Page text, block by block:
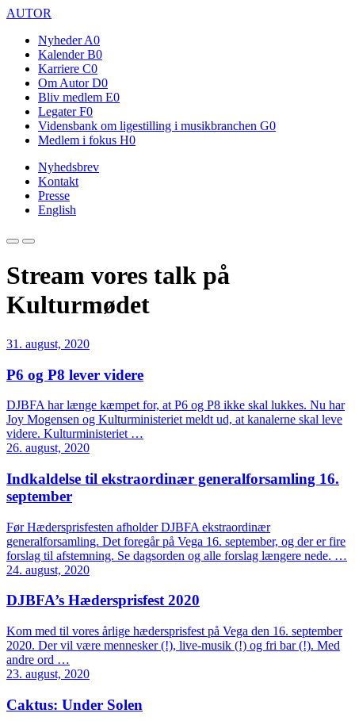
AUTOR
Nyheder A0
Kalender B0
Karriere C0
Om Autor D0
Bliv medlem E0
Legater F0
Vidensbank om ligestilling i musikbranchen G0
Medlem i fokus H0
Nyhedsbrev
Kontakt
Presse
English
Stream vores talk på
Kulturmødet
31. august, 2020
P6 og P8 lever videre
DJBFA har længe kæmpet for, at P6 og P8 ikke skal lukkes. Nu har
Joy Mogensen og Kulturministeriet meldt ud, at kanalerne skal leve
videre. Kulturministeriet …
26. august, 2020
Indkaldelse til ekstraordinær generalforsamling 16.
september
Før Hædersprisfesten afholder DJBFA ekstraordinær
generalforsamling. Det foregår på Vega 16. september, og der er fire
forslag til afstemning. Se dagsorden og alle forslag længere nede. …
24. august, 2020
DJBFA’s Hædersprisfest 2020
Kom med til vores årlige hædersprisfest på Vega den 16. september
2020. Der vil være mennesker (!), live-musik (!) og fri bar (!). Med
andre ord …
23. august, 2020
Caktus: Under Solen